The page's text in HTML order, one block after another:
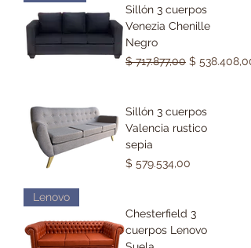
Sillón 3 cuerpos
Venezia Chenille
Negro
Precio
$ 717.877,00 Precio de
$ 538.408,00
Sillón 3 cuerpos
Valencia rustico
sepia
Precio
$ 579.534,00
Lenovo
Chesterfield 3
cuerpos Lenovo